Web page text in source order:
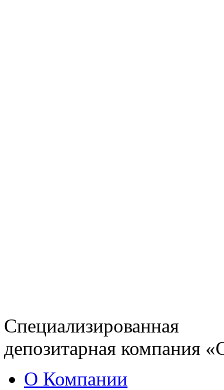
Специализированная
депозитарная компания
О Компании